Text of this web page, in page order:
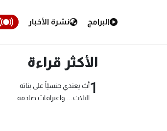
البرامج نشرة الأخبار
الأكثر قراءة
1أبٌ يعتدي جنسيّاً على بناته
الثلاث… واعترافاتٌ صادمة